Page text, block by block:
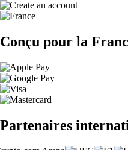
Conçu pour la
Partenaires